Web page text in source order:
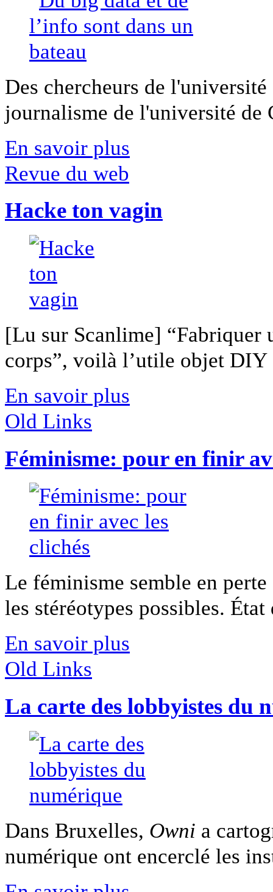
Des chercheurs de
journalisme de l'université
En savoir plus
Revue du web
Hacke ton vagin
[Lu sur Scanlime] “Fabriquer
corps”, voilà l’utile objet
En savoir plus
Old Links
Féminisme: pour en finir
Le féminisme semble en
les stéréotypes possibles.
En savoir plus
Old Links
La carte des lobbyistes du
Dans Bruxelles, Owni a
numérique ont encerclé les